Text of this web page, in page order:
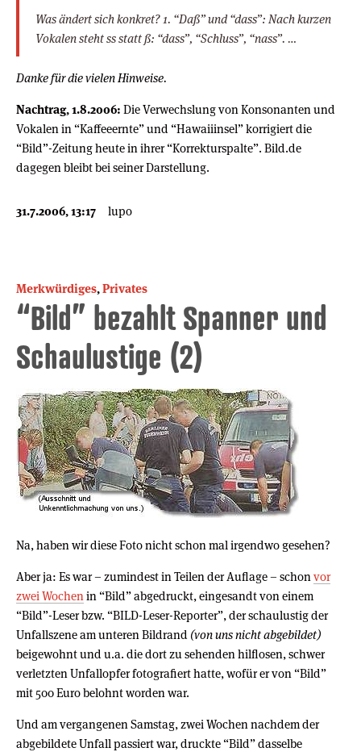
Was ändert sich konkret? 1. “Daß” und “dass”: Nach kurzen
Vokalen steht ss statt ß: “dass”, “Schluss”, “nass”. …
Danke für die vielen Hinweise.
Nachtrag, 1.8.2006: Die Verwechslung von Konsonanten und
Vokalen in “Kaffeeernte” und “Hawaiiinsel” korrigiert die
“Bild”-Zeitung heute in ihrer “Korrekturspalte”. Bild.de
dagegen bleibt bei seiner Darstellung.
31.7.2006, 13:17 lupo
Merkwürdiges,Privates
“Bild” bezahlt Spanner und
Schaulustige (2)
Na, haben wir diese Foto nicht schon mal irgendwo gesehen?
Aber ja: Es war – zumindest in Teilen der Auflage – schon vor
zwei Wochen in “Bild” abgedruckt, eingesandt von einem
“Bild”-Leser bzw. “BILD-Leser-Reporter”, der schaulustig der
Unfallszene am unteren Bildrand (von uns nicht abgebildet)
beigewohnt und u.a. die dort zu sehenden hilflosen, schwer
verletzten Unfallopfer fotografiert hatte, wofür er von “Bild”
mit 500 Euro belohnt worden war.
Und am vergangenen Samstag, zwei Wochen nachdem der
abgebildete Unfall passiert war, druckte “Bild” dasselbe